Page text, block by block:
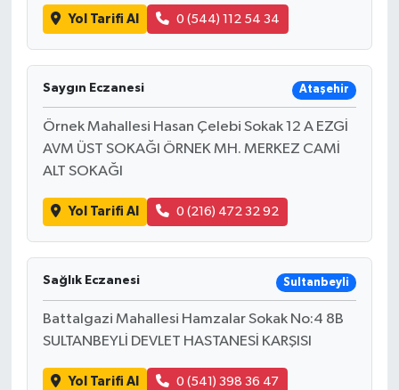
Yol Tarifi Al 0 (544) 112 54 34
Saygın Eczanesi Ataşehir
Örnek Mahallesi Hasan Çelebi Sokak 12 A EZGİ
AVM ÜST SOKAĞI ÖRNEK MH. MERKEZ CAMİ
ALT SOKAĞI
Yol Tarifi Al 0 (216) 472 32 92
Sağlık Eczanesi Sultanbeyli
Battalgazi Mahallesi Hamzalar Sokak No:4 8B
SULTANBEYLİ DEVLET HASTANESİ KARŞISI
Yol Tarifi Al 0 (541) 398 36 47